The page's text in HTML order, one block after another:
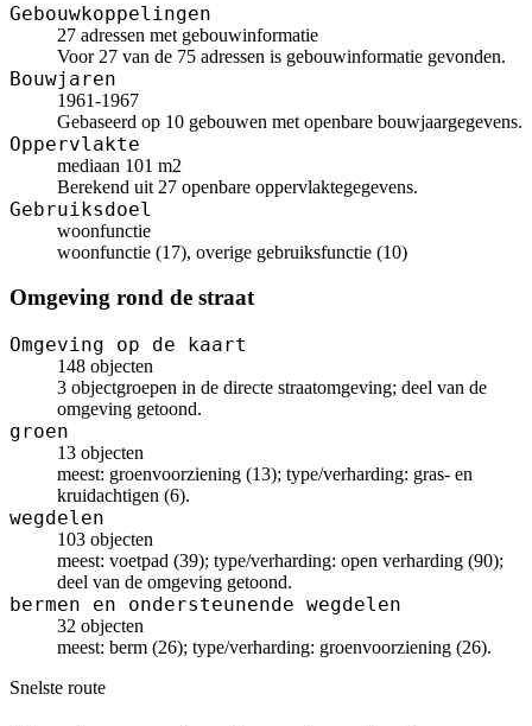
Gebouwkoppelingen
27 adressen met gebouwinformatie
Voor 27 van de 75 adressen is gebouwinformatie gevonden.
Bouwjaren
1961-1967
Gebaseerd op 10 gebouwen met openbare bouwjaargegevens.
Oppervlakte
mediaan 101 m2
Berekend uit 27 openbare oppervlaktegegevens.
Gebruiksdoel
woonfunctie
woonfunctie (17), overige gebruiksfunctie (10)
Omgeving rond de straat
Omgeving op de kaart
148 objecten
3 objectgroepen in de directe straatomgeving; deel van de
omgeving getoond.
groen
13 objecten
meest: groenvoorziening (13); type/verharding: gras- en
kruidachtigen (6).
wegdelen
103 objecten
meest: voetpad (39); type/verharding: open verharding (90);
deel van de omgeving getoond.
bermen en ondersteunende wegdelen
32 objecten
meest: berm (26); type/verharding: groenvoorziening (26).
Snelste route